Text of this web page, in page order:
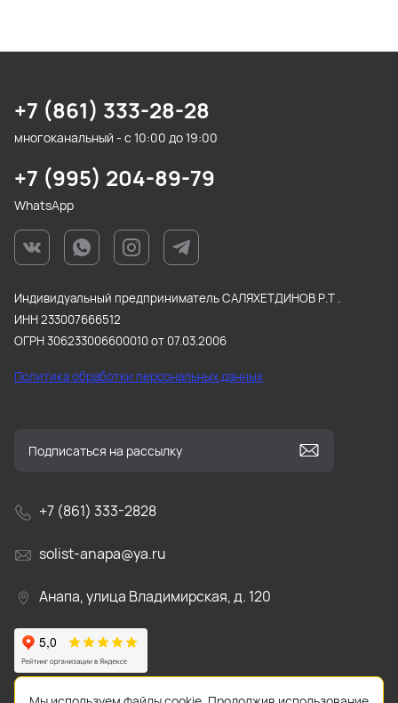
+7 (861) 333-28-28
многоканальный - с 10:00 до 19:00
+7 (995) 204-89-79
WhatsApp
Индивидуальный предприниматель САЛЯХЕТДИНОВ Р.Т .
ИНН 233007666512
ОГРН 306233006600010 от 07.03.2006
Политика обработки персональных данных
+7 (861) 333-2828
solist-anapa@ya.ru
Анапа, улица Владимирская, д. 120